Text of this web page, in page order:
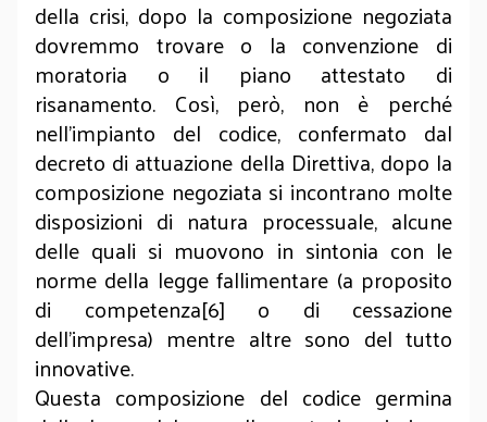
della crisi, dopo la composizione negoziata
dovremmo trovare o la convenzione di
moratoria o il piano attestato di
risanamento. Così, però, non è perché
nell’impianto del codice, confermato dal
decreto di attuazione della Direttiva, dopo la
composizione negoziata si incontrano molte
disposizioni di natura processuale, alcune
delle quali si muovono in sintonia con le
norme della legge fallimentare (a proposito
di competenza[6] o di cessazione
dell’impresa) mentre altre sono del tutto
innovative.
Questa composizione del codice germina